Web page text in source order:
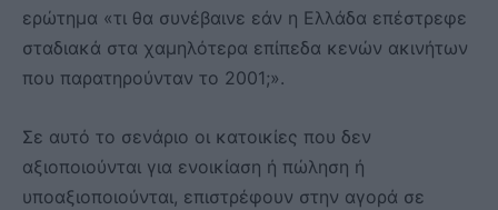
ερώτημα «τι θα συνέβαινε εάν η Ελλάδα επέστρεφε
σταδιακά στα χαμηλότερα επίπεδα κενών ακινήτων
που παρατηρούνταν το 2001;».
Σε αυτό το σενάριο οι κατοικίες που δεν
αξιοποιούνται για ενοικίαση ή πώληση ή
υποαξιοποιούνται, επιστρέφουν στην αγορά σε